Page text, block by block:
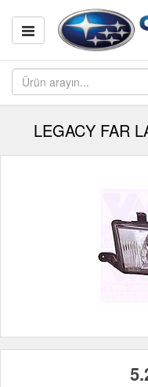
LEGACY FAR